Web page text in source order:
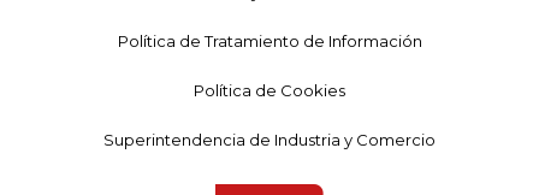
Política de Tratamiento de Información
Política de Cookies
Superintendencia de Industria y Comercio